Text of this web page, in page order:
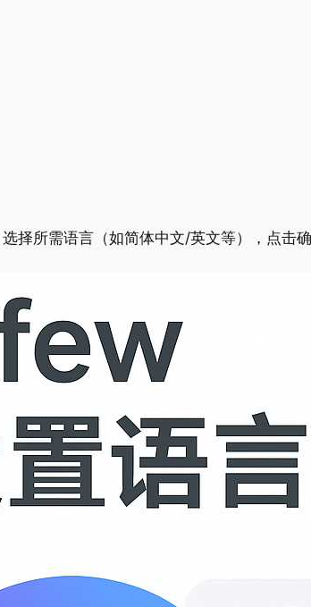
择所需语言（如简体中文/英文等），点击